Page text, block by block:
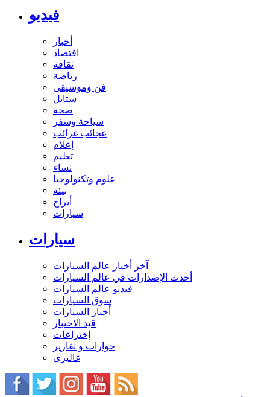
فيديو
أخبار
اقتصاد
ثقافة
رياضة
فن وموسيقى
ستايل
صحة
سياحة وسفر
عجائب غرائب
إعلام
تعليم
نساء
علوم وتكنولوجيا
بيئة
أبراج
سيارات
سيارات
آخر أخبار عالم السيارات
أحدث الإصدارات في عالم السيارات
فيديو عالم السيارات
سوق السيارات
أخبار السيارات
قيد الاختبار
إختراعات
حوارات و تقارير
غاليري